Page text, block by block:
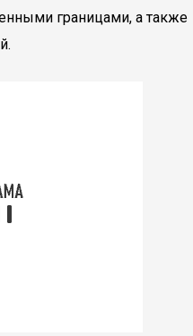
границами, а также